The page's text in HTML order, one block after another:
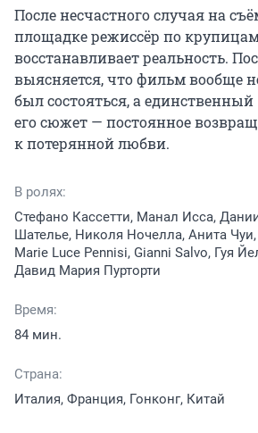
После несчастного случая на
площадке режиссёр по
восстанавливает реальность.
выясняется, что фильм вообще
был состояться, а единственный
его сюжет — постоянное
к потерянной любви.
В ролях:
Стефано Кассетти, Манал Исса,
Шателье, Николя Ночелла, Анита
Marie Luce Pennisi, Gianni Salvo, Гуя
Давид Мария Пурторти
Время:
84 мин.
Страна:
Италия, Франция, Гонконг, Китай